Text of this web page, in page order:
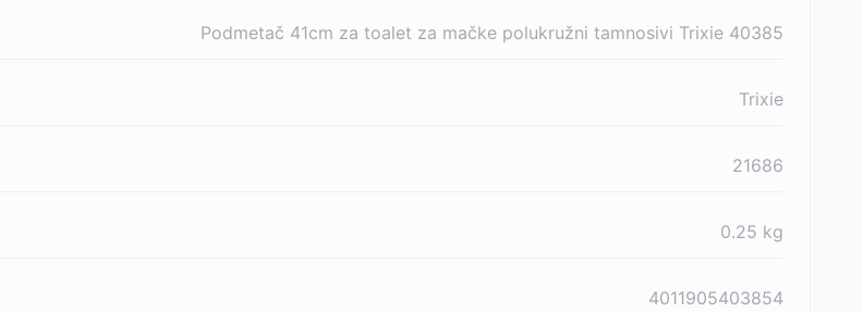
Podmetač 41cm za toalet za mačke polukružni tamnosivi Trixie 40385
Trixie
21686
0.25 kg
4011905403854